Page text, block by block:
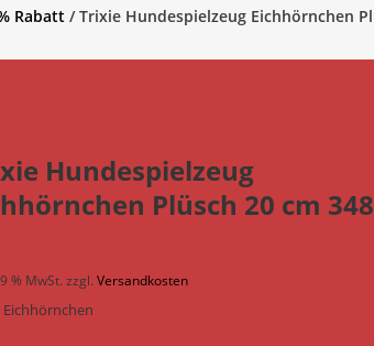
Rabatt / Trixie Hundespielzeug Eichhörnchen
Hundespielzeug
Plüsch 20 cm
% MwSt. zzgl.Versandkosten
Eichhörnchen